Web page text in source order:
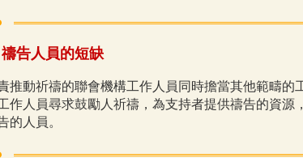
告人員的短缺
推動祈禱的聯會機構工作人員同時擔當其他範疇
作人員尋求鼓勵人祈禱，為支持者提供禱告的資
的人員。